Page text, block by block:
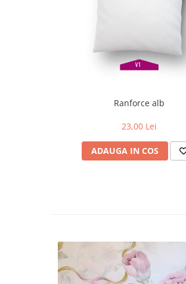
Ranforce alb
23,00 Lei
ADAUGA IN COS